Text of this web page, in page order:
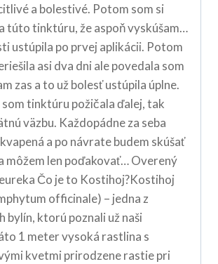
a bolestivé. Potom som si
túto tinktúru, že aspoň vyskúšam…
ustúpila po prvej aplikácii. Potom
asi dva dni ale povedala som
zas a to už bolesť ustúpila úplne.
tinktúru požičala ďalej, tak
väzbu. Každopádne za seba
a po návrate budem skúšať
môžem len poďakovať… Overený
Čo je to Kostihoj?Kostihoj
officinale) – jedna z
bylín, ktorú poznali už naši
1 meter vysoká rastlina s
kvetmi prirodzene rastie pri